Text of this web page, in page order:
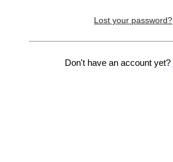
Lost your password?
Don't have an account yet?